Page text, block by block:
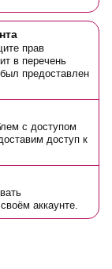
прав
в перечень
предоставлен
с доступом
доступ к
аккаунте.